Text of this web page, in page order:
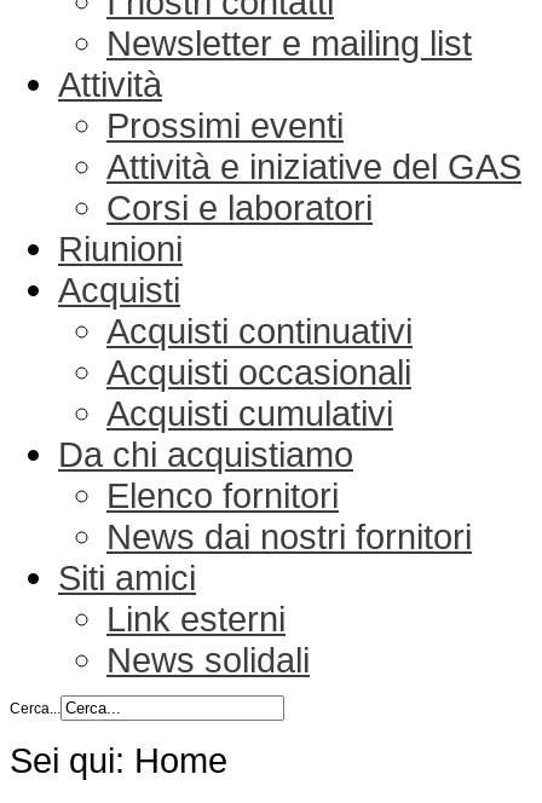
Newsletter e mailing list
Attività
Prossimi eventi
Attività e iniziative del GAS
Corsi e laboratori
Riunioni
Acquisti
Acquisti continuativi
Acquisti occasionali
Acquisti cumulativi
Da chi acquistiamo
Elenco fornitori
News dai nostri fornitori
Siti amici
Link esterni
News solidali
Cerca...
Sei qui: Home